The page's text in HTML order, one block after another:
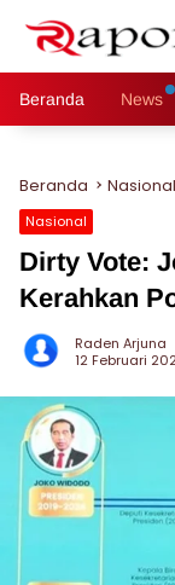
Beranda News
Beranda Nasional
Nasional
Dirty Vote:
Kerahkan
Raden Arjuna
12 Februari